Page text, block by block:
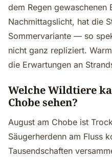
dem Regen gewaschenen
Nachmittagslicht, hat die
Sommervariante — so
nicht ganz repliziert.
die Erwartungen an
Welche Wildtiere
Chobe sehen?
August am Chobe ist
Säugerherdenn am Fluss
Tausendschaften